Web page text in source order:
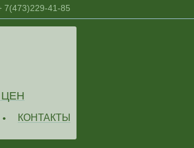
7(473)229-41-85
•
КОНТАКТЫ